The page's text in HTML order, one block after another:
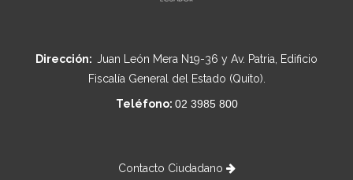
Dirección: Juan León Mera N19-36 y Av. Patria, Edificio
Fiscalía General del Estado (Quito).
Teléfono: 02 3985 800
Contacto Ciudadano